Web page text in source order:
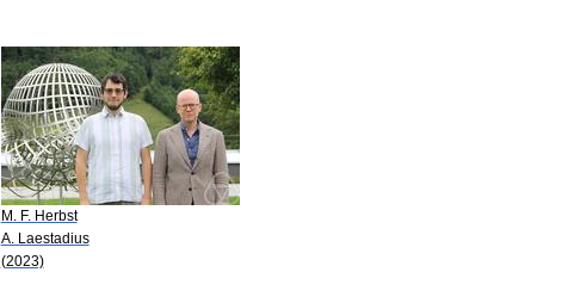
M. F. Herbst
A. Laestadius
(2023)